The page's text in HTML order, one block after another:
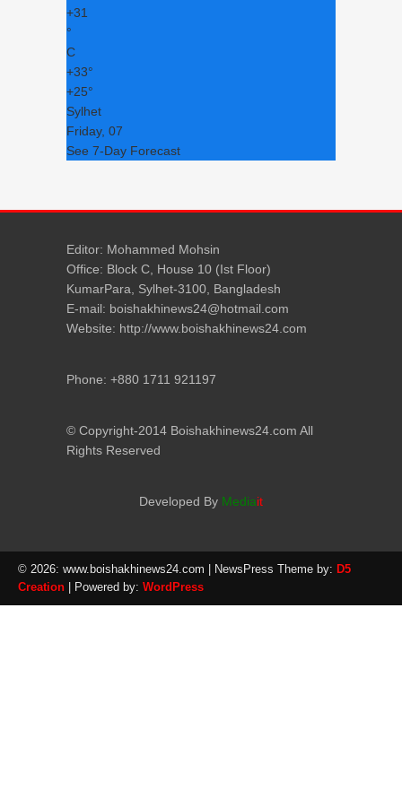
+31
°
C
+33°
+25°
Sylhet
Friday, 07
See 7-Day Forecast
Editor: Mohammed Mohsin
Office: Block C, House 10 (Ist Floor)
KumarPara, Sylhet-3100, Bangladesh
E-mail: boishakhinews24@hotmail.com
Website: http://www.boishakhinews24.com
Phone: +880 1711 921197
© Copyright-2014 Boishakhinews24.com All
Rights Reserved
Developed By Mediait
© 2026: www.boishakhinews24.com | NewsPress Theme by: D5
Creation | Powered by: WordPress